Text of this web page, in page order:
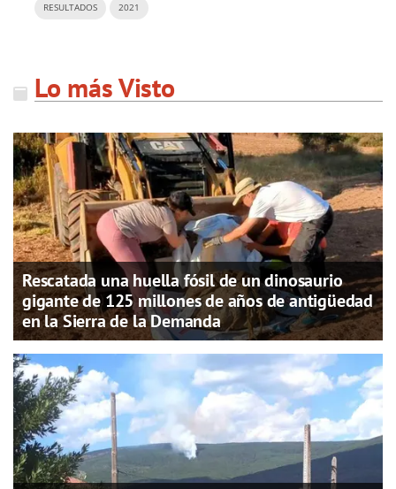
RESULTADOS 2021
Lo más Visto
Rescatada una huella fósil de un dinosaurio
gigante de 125 millones de años de antigüedad
en la Sierra de la Demanda